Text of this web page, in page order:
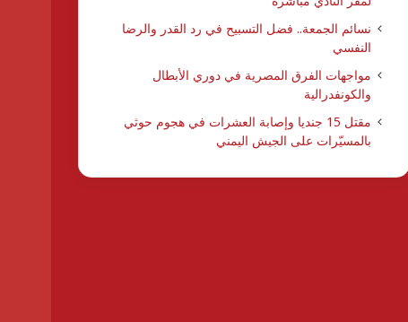
نسائم الجمعة.. فضل التسبيح في رد القدر والرضا
النفسي
مواجهات الفرق المصرية في دوري الأبطال
والكونفدرالية
مقتل 15 جنديا وإصابة العشرات في هجوم حوثي
بالمسيّرات على الجيش اليمني